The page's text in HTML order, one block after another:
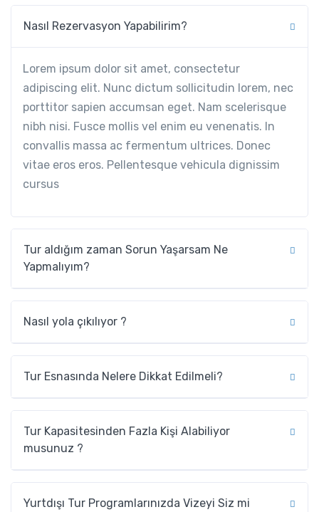
Nasıl Rezervasyon Yapabilirim?
Lorem ipsum dolor sit amet, consectetur
adipiscing elit. Nunc dictum sollicitudin lorem, nec
porttitor sapien accumsan eget. Nam scelerisque
nibh nisi. Fusce mollis vel enim eu venenatis. In
convallis massa ac fermentum ultrices. Donec
vitae eros eros. Pellentesque vehicula dignissim
cursus
Tur aldığım zaman Sorun Yaşarsam Ne
Yapmalıyım?
Nasıl yola çıkılıyor ?
Tur Esnasında Nelere Dikkat Edilmeli?
Tur Kapasitesinden Fazla Kişi Alabiliyor
musunuz ?
Yurtdışı Tur Programlarınızda Vizeyi Siz mi